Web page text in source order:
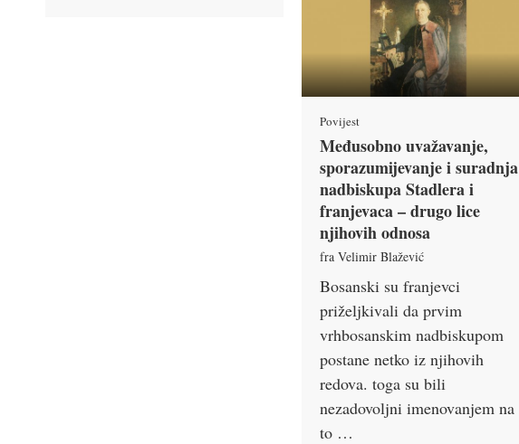
Povijest
Međusobno uvažavanje,
sporazumijevanje i suradnja
nadbiskupa Stadlera i
franjevaca – drugo lice
njihovih odnosa
fra Velimir Blažević
Bosanski su franjevci
priželjkivali da prvim
vrhbosanskim nadbiskupom
postane netko iz njihovih
redova. toga su bili
nezadovoljni imenovanjem na
to …